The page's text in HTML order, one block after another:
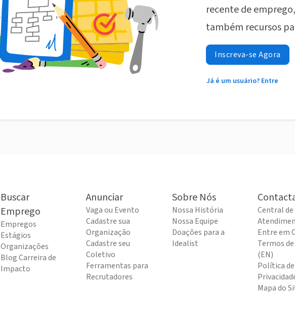
recente de
também recursos
Inscreva-se Agora
Já é um usuário? Entre
Buscar
Emprego
Empregos
Estágios
Organizações
Blog Carreira de
Impacto
Anunciar
Vaga ou Evento
Cadastre sua
Organização
Cadastre seu
Coletivo
Ferramentas para
Recrutadores
Sobre Nós
Nossa História
Nossa Equipe
Doações para a
Idealist
Central de
Entre em
Termos
(EN)
Política de
Mapa do